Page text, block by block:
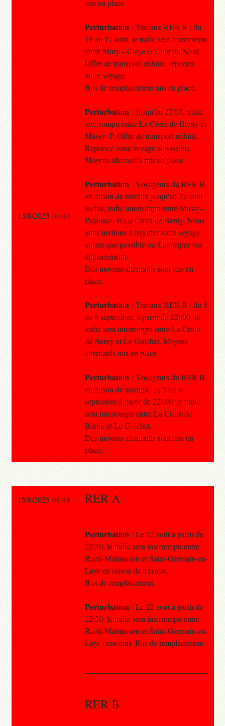
mis en place.
Perturbation : Travaux RER B : du
15 au 17 août, le trafic sera interrompu
entre Mitry – Claye et Gare du Nord.
Offre de transport réduite, reportez
votre voyage.
Bus de remplacement mis en place.
Perturbation : Jusqu'au 27/07, trafic
interrompu entre La Croix de Berny et
Massy–P. Offre de transport réduite.
Reportez votre voyage si possible.
Moyens alternatifs mis en place.
Perturbation : Voyageurs du RER B,
en raison de travaux jusqu'au 27 août
inclus, trafic interrompu entre Massy–
Palaiseau et La Croix de Berny. Nous
vous invitons à reporter votre voyage
autant que possible ou à anticiper vos
déplacements.
Des moyens alternatifs sont mis en
place.
Perturbation : Travaux RER B : du 5
au 6 septembre, à partir de 22h00, le
trafic sera interrompu entre La Croix
de Berny et Le Guichet. Moyens
alternatifs mis en place.
Perturbation : Voyageurs du RER B,
en raison de travaux, du 5 au 6
septembre à partir de 22h00, le trafic
sera interrompu entre La Croix de
Berny et Le Guichet.
Des moyens alternatifs sont mis en
place.
15/8/2025 04:44
15/8/2025 04:48 RER A
Perturbation : Le 22 août à partir de
22:30, le trafic sera interrompu entre
Rueil-Malmaison et Saint-Germain-en-
Laye en raison de travaux.
Bus de remplacement.
Perturbation : Le 22 août à partir de
22:30, le trafic sera interrompu entre
Rueil-Malmaison et Saint-Germain-en-
Laye (travaux). Bus de remplacement.
RER B